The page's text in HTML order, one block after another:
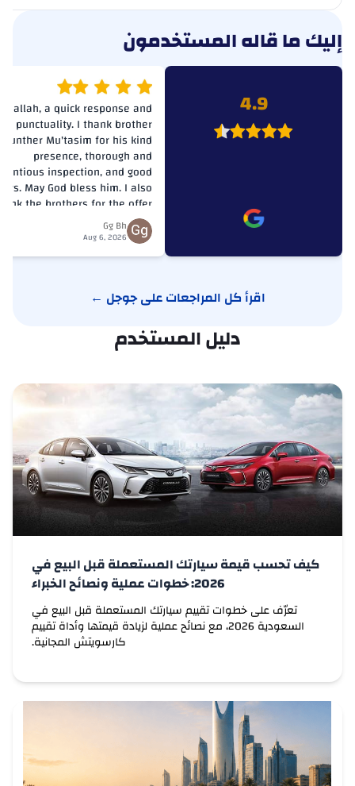
JMC
كايي
كنبو
كيتون
لادا
لامبورغيني
لاند روفر
لكزس
ليفان
لوتس
إليك ما قاله المستخدمون
4.9
a quick response and
punctuality. I thank brother
Munther Mu'tasim for his kind
presence, thorough and
inspection, and good
May God bless him. I also
the brothers for the offer
and the discount for the
inspection. The car is for sale.
Gg Bh
Aug 6, 2026
اقرأ كل المراجعات على جوجل ←
دليل المستخدم
كيف تحسب قيمة سيارتك المستعملة قبل البيع في
2026: خطوات عملية ونصائح الخبراء
تعرّف على خطوات تقييم سيارتك المستعملة قبل البيع في
السعودية 2026، مع نصائح عملية لزيادة قيمتها وأداة تقييم
كارسويتش المجانية.